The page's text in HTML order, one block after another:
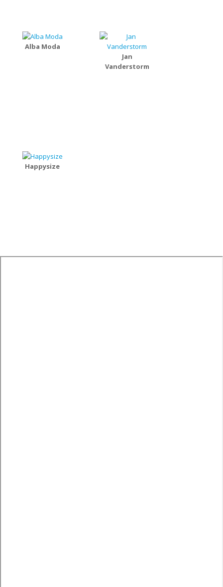
Alba Moda
Jan
Vanderstorm
Happysize